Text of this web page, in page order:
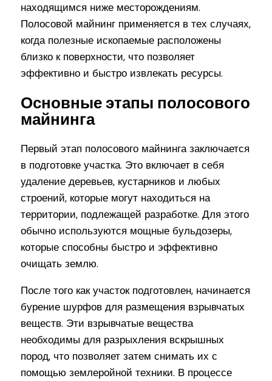
находящимся ниже месторождениям.
Полосовой майнинг применяется в тех случаях,
когда полезные ископаемые расположены
близко к поверхности, что позволяет
эффективно и быстро извлекать ресурсы.
Основные этапы полосового
майнинга
Первый этап полосового майнинга заключается
в подготовке участка. Это включает в себя
удаление деревьев, кустарников и любых
строений, которые могут находиться на
территории, подлежащей разработке. Для этого
обычно используются мощные бульдозеры,
которые способны быстро и эффективно
очищать землю.
После того как участок подготовлен, начинается
бурение шурфов для размещения взрывчатых
веществ. Эти взрывчатые вещества
необходимы для разрыхления вскрышных
пород, что позволяет затем снимать их с
помощью землеройной техники. В процессе